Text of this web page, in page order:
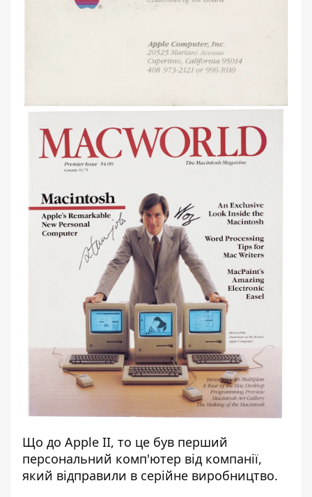
Що до Apple II, то це був перший
персональний комп'ютер від компанії,
який відправили в серійне виробництво.